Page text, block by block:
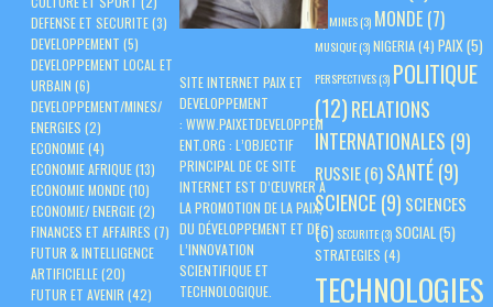
DEFENSE ET SECURITE(3)
DEVELOPPEMENT (5)
DEVELOPPEMENT LOCAL ET
URBAIN (6)
DEVELOPPEMENT/MINES/
ENERGIES (2)
ECONOMIE(4)
ECONOMIE AFRIQUE(13)
ECONOMIE MONDE(10)
ECONOMIE/ ENERGIE(2)
FINANCES ET AFFAIRES (7)
FUTUR & INTELLIGENCE
ARTIFICIELLE(20)
FUTUR ET AVENIR (42)
(3)MINES(3) MONDE (7)
MUSIQUE(3)NIGERIA(4) PAIX(5)
PERSPECTIVES(3) POLITIQUE
(12)RELATIONS
INTERNATIONALES (9)
RUSSIE(6)SANTÉ(9)
SCIENCE(9) SCIENCES
(6) SECURITE(3)SOCIAL(5)
STRATEGIES (4)
TECHNOLOGIES
SITE INTERNET PAIX ET
DEVELOPPEMENT
:WWW.PAIXETDEVELOPPEM
ENT.ORG : L’OBJECTIF
PRINCIPAL DE CE SITE
INTERNET EST D’ŒUVRER À
LA PROMOTION DE LA PAIX,
DU DÉVELOPPEMENT ET DE
L’INNOVATION
SCIENTIFIQUE ET
TECHNOLOGIQUE.